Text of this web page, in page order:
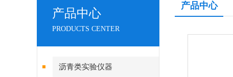
产品中心
产品中心
PRODUCTS CENTER
沥青类实验仪器